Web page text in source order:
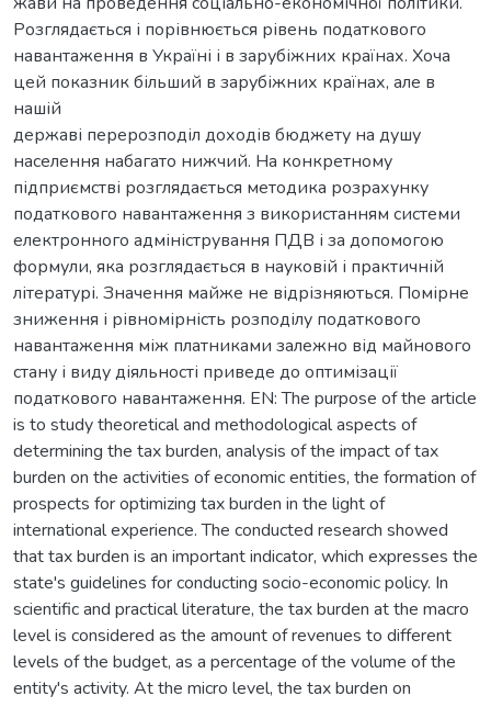
Розглядається і порівнюється рівень податкового
навантаження в Україні і в зарубіжних країнах. Хоча
цей показник більший в зарубіжних країнах, але в
нашій
державі перерозподіл доходів бюджету на душу
населення набагато нижчий. На конкретному
підприємстві розглядається методика розрахунку
податкового навантаження з використанням системи
електронного адміністрування ПДВ і за допомогою
формули, яка розглядається в науковій і практичній
літературі. Значення майже не відрізняються. Помірне
зниження і рівномірність розподілу податкового
навантаження між платниками залежно від майнового
стану і виду діяльності приведе до оптимізації
податкового навантаження. EN: The purpose of the article
is to study theoretical and methodological aspects of
determining the tax burden, analysis of the impact of tax
burden on the activities of economic entities, the formation of
prospects for optimizing tax burden in the light of
international experience. The conducted research showed
that tax burden is an important indicator, which expresses the
state's guidelines for conducting socio-economic policy. In
scientific and practical literature, the tax burden at the macro
level is considered as the amount of revenues to different
levels of the budget, as a percentage of the volume of the
entity's activity. At the micro level, the tax burden on